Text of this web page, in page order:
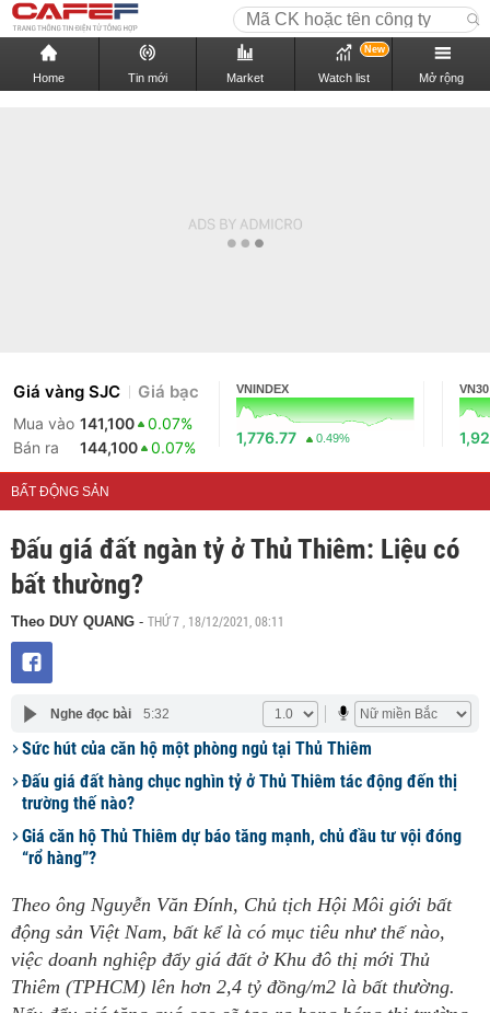
Home Tin mới Market Watch list
New
Mở rộng
Giá vàng SJC Giá bạc
Mua vào 141,100
0.07%
Bán ra
144,100 0.07%
VNINDEX
1,776.77 0.49%
VN30
BẤT ĐỘNG SẢN
Đấu giá đất ngàn tỷ ở Thủ Thiêm: Liệu có
bất thường?
Theo DUY QUANG - THỨ 7 , 18/12/2021, 08:11
Nghe đọc bài 5:32
Sức hút của căn hộ một phòng ngủ tại Thủ Thiêm
Đấu giá đất hàng chục nghìn tỷ ở Thủ Thiêm tác động đến thị
trường thế nào?
Giá căn hộ Thủ Thiêm dự báo tăng mạnh, chủ đầu tư vội đóng
“rổ hàng”?
Theo ông Nguyễn Văn Đính, Chủ tịch Hội Môi giới bất
động sản Việt Nam, bất kể là có mục tiêu như thế nào,
việc doanh nghiệp đẩy giá đất ở Khu đô thị mới Thủ
Thiêm (TPHCM) lên hơn 2,4 tỷ đồng/m2 là bất thường.